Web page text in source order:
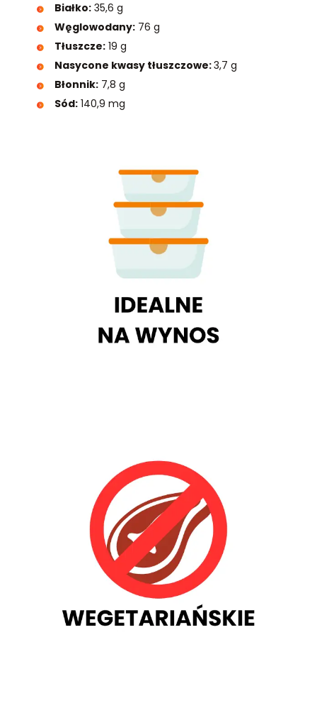
Białko: 35,6 g
Węglowodany: 76 g
Tłuszcze: 19 g
Nasycone kwasy tłuszczowe:3,7 g
Błonnik: 7,8 g
Sód: 140,9 mg